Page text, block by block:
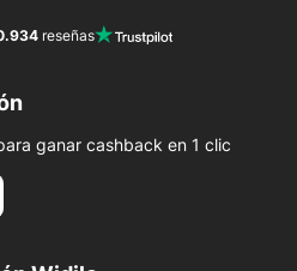
reseñas
ganar cashback en 1 clic